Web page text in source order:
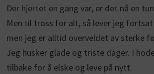
Der hjertet en gang var, er det nå en
Men til tross for alt, så lever jeg
men jeg er alltid overveldet av sterke
Jeg husker glade og triste dager. I
tilbake for å elske og leve på nytt.